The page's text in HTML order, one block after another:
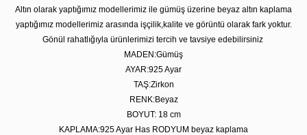
Altın olarak yaptığımız modellerimiz ile gümüş üzerine beyaz altın kaplama
yaptığımız modellerimiz arasında işçilik,kalite ve görüntü olarak fark yoktur.
Gönül rahatlığıyla ürünlerimizi tercih ve tavsiye edebilirsiniz
MADEN:Gümüş
AYAR:925 Ayar
TAŞ:Zirkon
RENK:Beyaz
BOYUT: 18 cm
KAPLAMA:925 Ayar Has RODYUM beyaz kaplama